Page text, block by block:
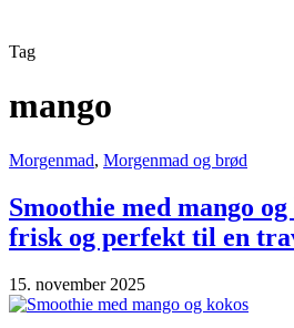
Tag
mango
Morgenmad, Morgenmad og brød
Smoothie med mango
frisk og perfekt til en
15. november 2025